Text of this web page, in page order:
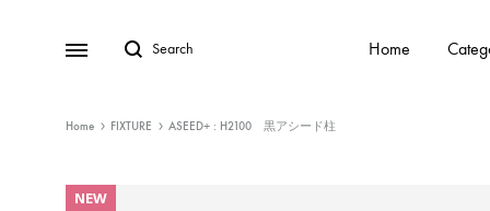
Home
Home FIXTURE ASEED+ : H2100 黒アシード柱
販売
NEW